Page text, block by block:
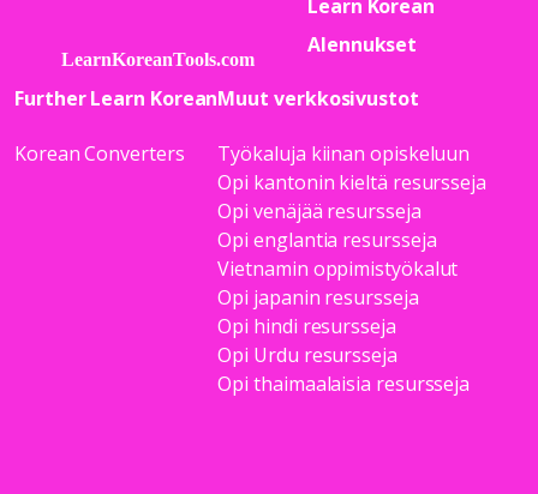
Learn Korean
Alennukset
Further Learn Korean
Korean Converters
Muut verkkosivustot
Työkaluja kiinan opiskeluun
Opi kantonin kieltä resursseja
Opi venäjää resursseja
Opi englantia resursseja
Vietnamin oppimistyökalut
Opi japanin resursseja
Opi hindi resursseja
Opi Urdu resursseja
Opi thaimaalaisia resursseja